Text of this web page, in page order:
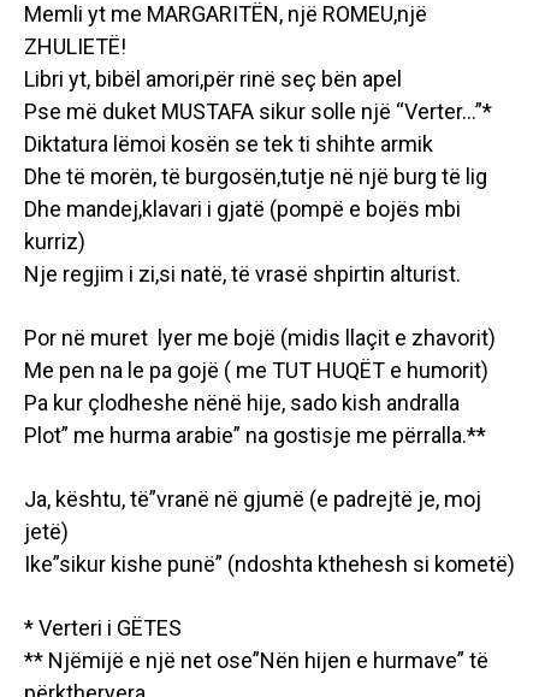
Memli yt me MARGARITËN, një ROMEU,një
ZHULIETË!
Libri yt, bibël amori,për rinë seç bën apel
Pse më duket MUSTAFA sikur solle një “Verter…”*
Diktatura lëmoi kosën se tek ti shihte armik
Dhe të morën, të burgosën,tutje në një burg të lig
Dhe mandej,klavari i gjatë (pompë e bojës mbi
kurriz)
Nje regjim i zi,si natë, të vrasë shpirtin alturist.
Por në muret lyer me bojë (midis llaçit e zhavorit)
Me pen na le pa gojë ( me TUT HUQËT e humorit)
Pa kur çlodheshe nënë hije, sado kish andralla
Plot” me hurma arabie” na gostisje me përralla.**
Ja, kështu, të”vranë në gjumë (e padrejtë je, moj
jetë)
Ike”sikur kishe punë” (ndoshta kthehesh si kometë)
* Verteri i GËTES
** Njëmijë e një net ose”Nën hijen e hurmave” të